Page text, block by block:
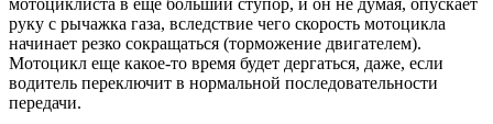
руку с рычажка газа, вследствие чего скорость мотоцикла
начинает резко сокращаться (торможение двигателем).
Мотоцикл еще какое-то время будет дергаться, даже, если
водитель переключит в нормальной последовательности
передачи.